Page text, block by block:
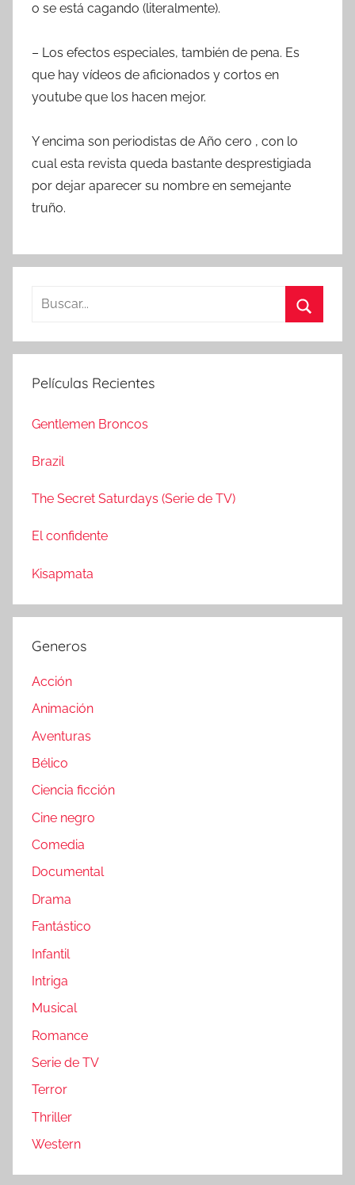
o se está cagando (literalmente).
– Los efectos especiales, también de pena. Es
que hay vídeos de aficionados y cortos en
youtube que los hacen mejor.
Y encima son periodistas de Año cero , con lo
cual esta revista queda bastante desprestigiada
por dejar aparecer su nombre en semejante
truño.
s
a
:
u
Películas Recientes
Gentlemen Broncos
Brazil
The Secret Saturdays (Serie de TV)
El confidente
Kisapmata
Generos
Acción
Animación
Aventuras
Bélico
Ciencia ficción
Cine negro
Comedia
Documental
Drama
Fantástico
Infantil
Intriga
Musical
Romance
Serie de TV
Terror
Thriller
Western